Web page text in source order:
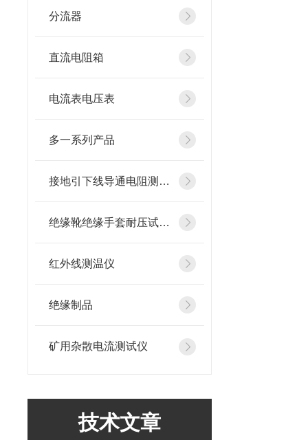
分流器
直流电阻箱
电流表电压表
多一系列产品
接地引下线导通电阻测试仪
绝缘靴绝缘手套耐压试验装置
红外线测温仪
绝缘制品
矿用杂散电流测试仪
技术文章